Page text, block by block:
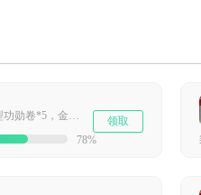
护体神丹(中级)*2，中型功勋卷*5，金砖(中)*5，二级宝石宝箱*3
78%
领取